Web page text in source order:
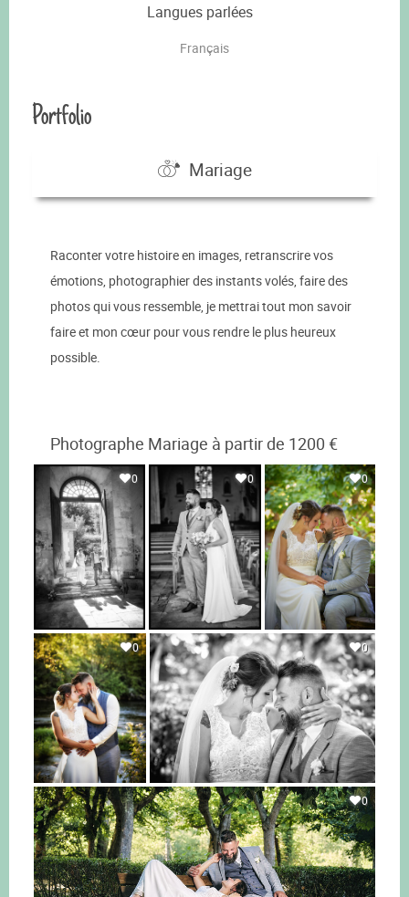
Langues parlées
Français
Portfolio
Mariage
Raconter votre histoire en images, retranscrire vos
émotions, photographier des instants volés, faire des
photos qui vous ressemble, je mettrai tout mon savoir
faire et mon cœur pour vous rendre le plus heureux
possible.
Photographe Mariage à partir de 1200 €
0 0 0
0 0
0